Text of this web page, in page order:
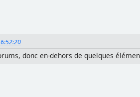
donc en-dehors de quelques